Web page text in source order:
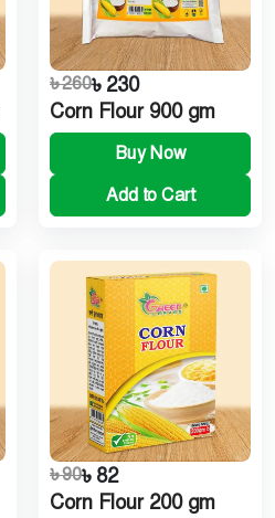
৳ 260৳ 230
Corn Flour 900 gm
Buy Now
Add to Cart
৳ 90৳ 82
Corn Flour 200 gm